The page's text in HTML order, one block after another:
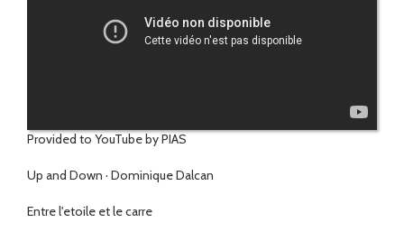
Provided to YouTube by PIAS
Up and Down · Dominique Dalcan
Entre l'etoile et le carre